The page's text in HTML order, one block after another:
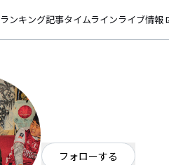
ランキング記事タイムラインライブ情報
フォローする